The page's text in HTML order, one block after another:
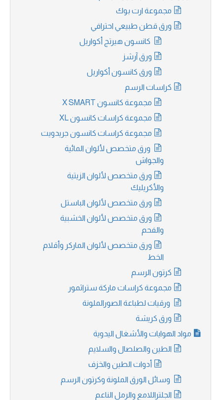
مجموعة ارت بوك
ورق قطن طبيعي احترافي
كانسون هيرتج أكواريل
ورق آرشز
ورق كانسون أكواريل
كراسات الرسم
مجموعة كانسون X SMART
مجموعة كراسات كانسون XL
مجموعة كراسات كانسون جريدويت
ورق متخصص لألوان المائية
والجواش
ورق متخصص لألوان الزيتية
والأكريليك
ورق متخصص لألوان الباستل
ورق متخصص لألوان الخشبية
والفحم
ورق متخصص لألوان الماركر وأقلام
الخط
كرتون الرسم
مجموعة كراسات ماركة ستراثمور
ورقيات لطباعة الصورالملونة
ورق كريشة
مواد الهوايات والأشغال اليدوية
الطين والصلصال والسلايم
أدوات الطين والخزف
وسائل الورق الملونة وكرتون الرسم
الجلتراللامع والرمل الناعم